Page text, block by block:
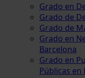
Grado en
Grado de
Grado de
Grado en
Barcelona
Grado en
Públicas en